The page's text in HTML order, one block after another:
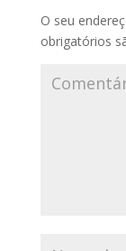
O seu
obrigatórios